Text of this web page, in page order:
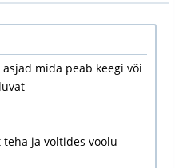
mida peab keegi või
ja voltides voolu